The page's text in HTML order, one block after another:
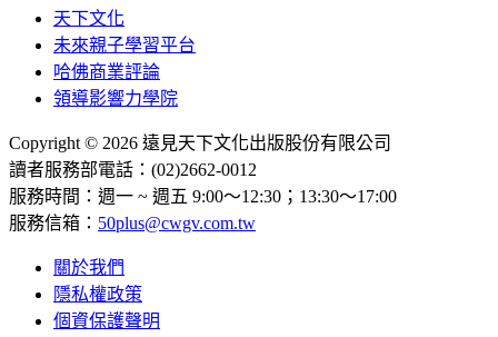
天下文化
未來親子學習平台
哈佛商業評論
領導影響力學院
Copyright © 2026 遠見天下文化出版股份有限公司
讀者服務部電話：(02)2662-0012
服務時間：週一 ~ 週五 9:00～12:30；13:30～17:00
服務信箱： 50plus@cwgv.com.tw
關於我們
隱私權政策
個資保護聲明